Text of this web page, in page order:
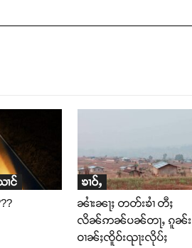
ၢင်
ၶၢဝ်ႇ
ၼၢႆးၼႃႈ တတ်းၶၢႆ တီႈ
လိၼ်ဢၼ်ပၼ်တႃႇ ၵူၼ်း
ဝၢၼ်ႈၸိူဝ်းၺႃးလိုပ်ႈ